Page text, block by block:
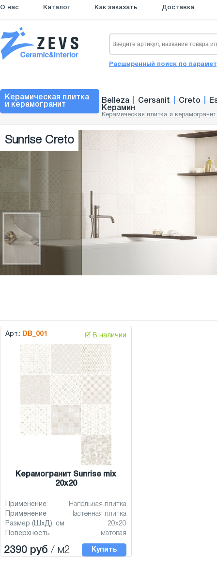
О нас Каталог Как заказать Доставка
Расширенный поиск по
Керамическая плитка
и керамогранит
Belleza Cersanit Creto
Керамин
Керамическая плитка и керамогранит
Sunrise Creto
Арт.: DB_001 🗹 В наличии
Керамогранит Sunrise mix
20x20
Применение
Напольная плитка
Применение
Настенная плитка
Размер (ШхД), см
20x20
Поверхность
матовая
2390 руб / м2 Купить